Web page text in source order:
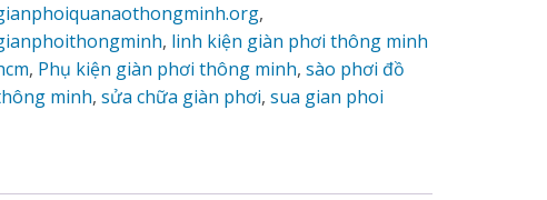
,
, linh kiện giàn phơi thông minh
, Phụ kiện giàn phơi thông minh,sào phơi đồ
minh,sửa chữa giàn phơi,sua gian phoi